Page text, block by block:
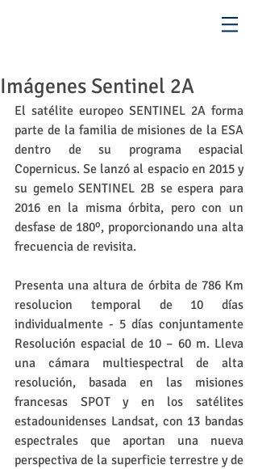
Imágenes Sentinel 2A
El satélite europeo SENTINEL 2A forma
parte de la familia de misiones de la ESA
dentro de su programa espacial
Copernicus. Se lanzó al espacio en 2015 y
su gemelo SENTINEL 2B se espera para
2016 en la misma órbita, pero con un
desfase de 180º, proporcionando una alta
frecuencia de revisita.
Presenta una altura de órbita de 786 Km
resolucion temporal de 10 días
individualmente - 5 días conjuntamente
Resolución espacial de 10 – 60 m. Lleva
una cámara multiespectral de alta
resolución, basada en las misiones
francesas SPOT y en los satélites
estadounidenses Landsat, con 13 bandas
espectrales que aportan una nueva
perspectiva de la superficie terrestre y de